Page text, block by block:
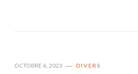
OCTOBRE 6, 2023 DIVERS